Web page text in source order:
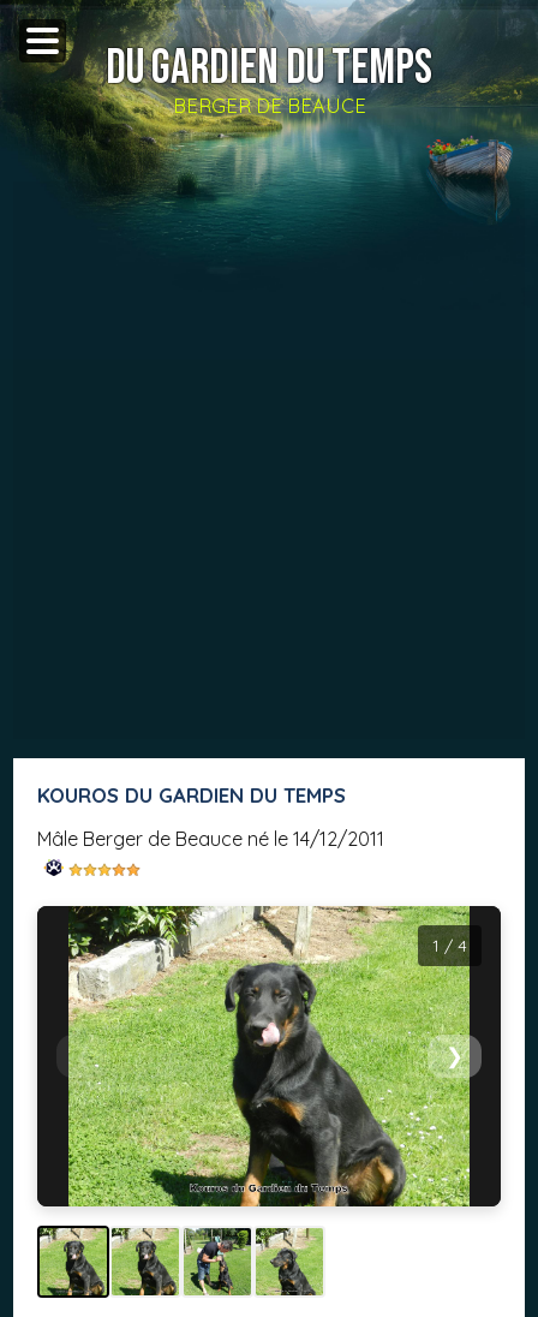
DU GARDIEN DU TEMPS
BERGER DE BEAUCE
KOUROS DU GARDIEN DU TEMPS
mâle Berger de Beauce né le 14/12/2011
❮ ❯
1 / 4